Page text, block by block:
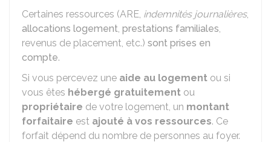
Certaines ressources (ARE, indemnités journalières,
allocations logement, prestations familiales,
revenus de placement, etc.) sont prises en
compte.
Si vous percevez une aide au logement ou si
vous êtes hébergé gratuitement ou
propriétaire de votre logement, un montant
forfaitaire est ajouté à vos ressources. Ce
forfait dépend du nombre de personnes au foyer.